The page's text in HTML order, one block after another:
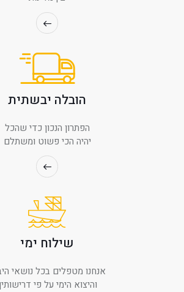
הובלה יבשתית
הפתרון הנכון כדי שהכל
יהיה הכי פשוט ומשתלם
שילוח ימי
אנחנו מטפלים בכל נושאי היבוא
והיצוא הימי על פי דרישותיך